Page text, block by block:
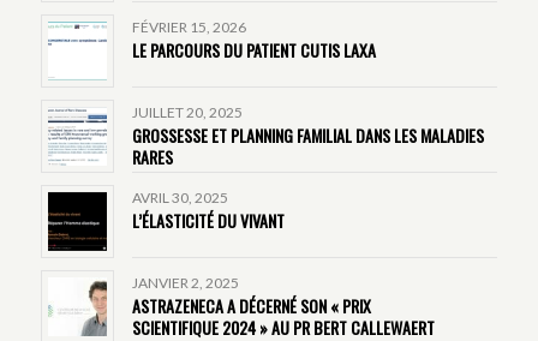
FÉVRIER 15, 2026
LE PARCOURS DU PATIENT CUTIS LAXA
JUILLET 20, 2025
GROSSESSE ET PLANNING FAMILIAL DANS LES MALADIES
RARES
AVRIL 30, 2025
L’ÉLASTICITÉ DU VIVANT
JANVIER 2, 2025
ASTRAZENECA A DÉCERNÉ SON « PRIX
SCIENTIFIQUE 2024 » AU PR BERT CALLEWAERT